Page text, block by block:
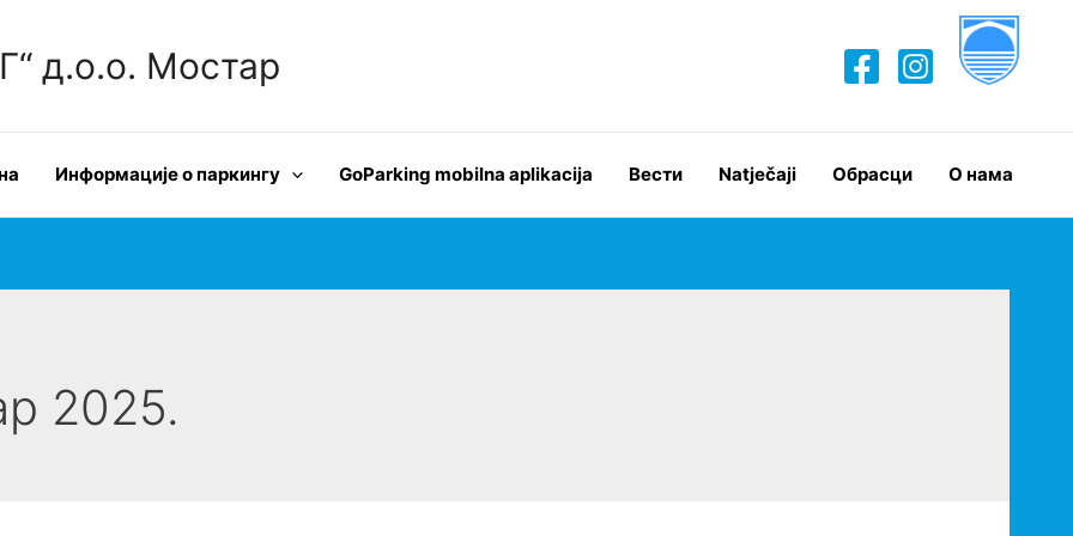
д.о.о. Мостар
Информације о паркингу GoParking mobilna aplikacija Вести Natječaji Обрасци О нама
2025.